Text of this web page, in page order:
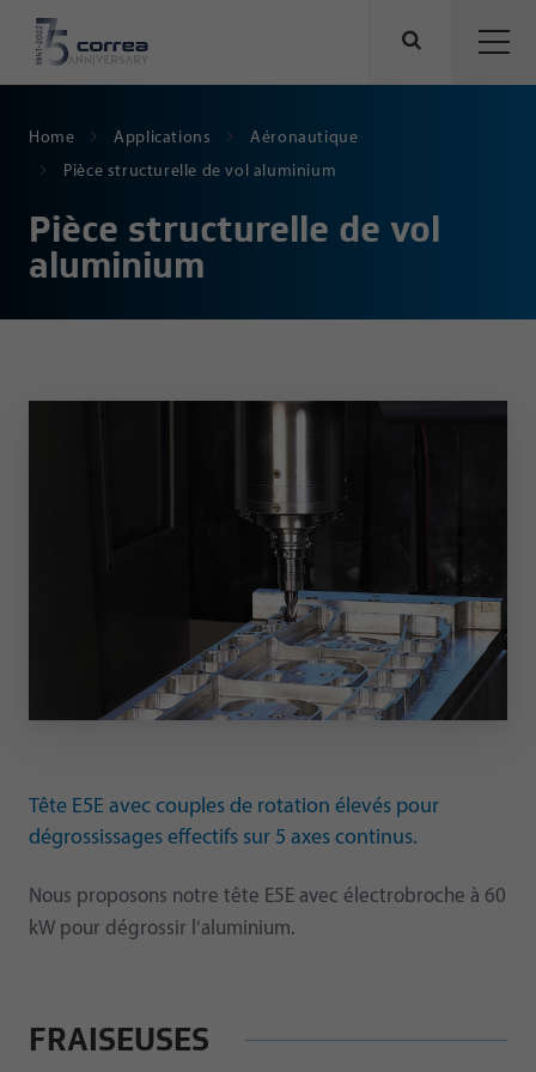
Home Applications
Aéronautique
Pièce structurelle de vol aluminium
Pièce structurelle de vol
aluminium
Tête E5E avec couples de rotation élevés pour
dégrossissages effectifs sur 5 axes continus.
Nous proposons notre tête E5E avec électrobroche à 60
kW pour dégrossir l’aluminium.
FRAISEUSES